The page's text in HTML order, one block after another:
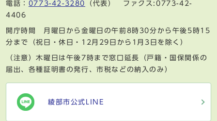
電話： 0773-42-3280
（代表） ファクス:0773-42-
4406
開庁時間 月曜日から金曜日の午前8時30分から午後5時15
分まで（祝日・休日・12月29日から1月3日を除く）
（注意）木曜日は午後7時まで窓口延長（戸籍・国保関係の
届出、各種証明書の発行、市税などの納入のみ）
綾部市公式LINE